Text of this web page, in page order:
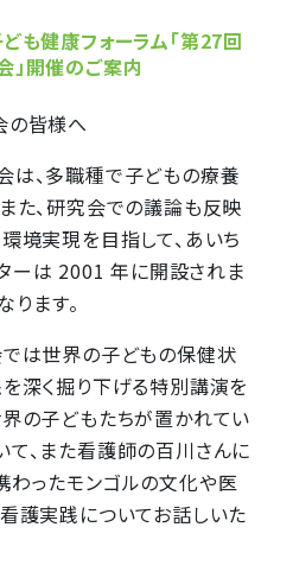
も健康フォーラム「第27回
開催のご案内
の皆様へ
は、多職種で子どもの療養
た、研究会での議論も反映
境実現を目指して、あいち
ーは 2001 年に開設されま
ます。
は世界の子どもの保健状
深く掘り下げる特別講演を
の子どもたちが置かれてい
、また看護師の百川さんに
ったモンゴルの文化や医
護実践についてお話しいた